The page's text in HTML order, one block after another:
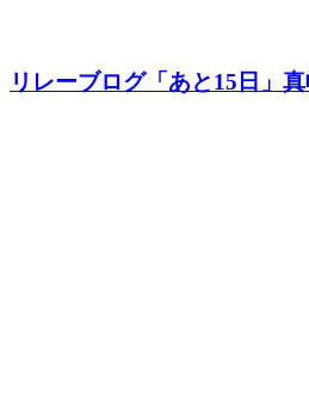
リレーブログ「あと15日」